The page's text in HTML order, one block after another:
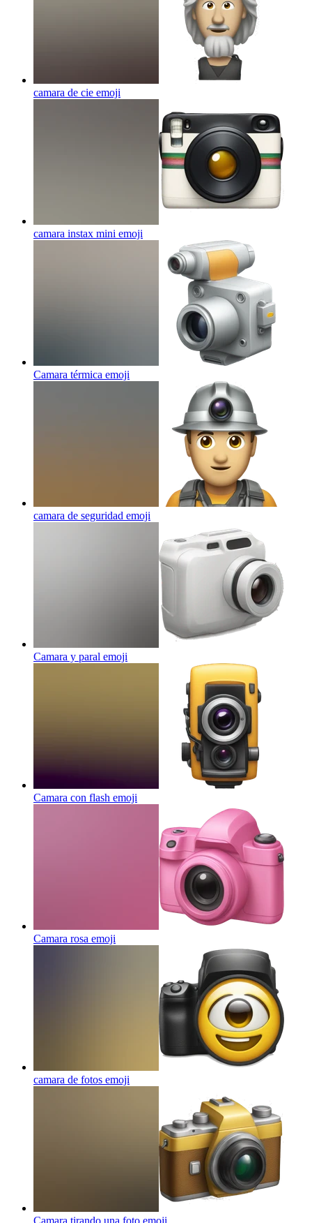
camara de cie emoji
camara instax mini emoji
Camara térmica emoji
camara de seguridad emoji
Camara y paral emoji
Camara con flash emoji
Camara rosa emoji
camara de fotos emoji
Camara tirando una foto emoji